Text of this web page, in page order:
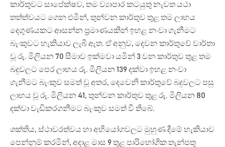
කාර්තුවට සාපේක්ෂව, තම ව්‍යාපාර කටයුතු නැවත යථා
තත්ත්වයට ගෙන එමින්, තුන්වන කාර්තුව තුළ තම ලාභය
දෙගුණයකට ආසන්න ප්‍රමාණයකින් ඉහළ නංවා ගැනීමට
බැංකුවට හැකියාව ලැබී ඇත. ඒ අනුව, දෙවන කාර්තුවේ වාර්තා
වූ රු. මිලියන 70 සීමාව ඉක්මවා යමින් 3 වන කාර්තුව තුළ තම
බදුවලට පෙර ලාභය රු. මිලියන 139 දක්වා ඉහළ නංවා
ගැනීමට බැංකුව සමත් වූ අතර, දෙවෙනි කාර්තුවේ බදුවලට පසු
ලාභය වූ රු. මිලියන 41, තුන්වන කාර්තුව තුළ රු. මිලියන 80
දක්වා වැඩිකරගනීමට බැංකුව සමත් වී තිබේ.
ශක්තිය, ස්ථාවරත්වය හා අභියෝගවලට මුහුණ දීමේ හැකියාව
පෙන්නුම් කරමින්, අදාළ මාස 9 තුළ පාරිභෝගික තැන්පතු